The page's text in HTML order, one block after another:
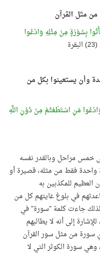
مثل القرآن
بِسُوْرَةٍ مِنْ مِثْلِهِ وَادْعُوا
(23) البقرة
وأن يستعينوا بكل من
مَنِ اسْتَطَعْتُمْ مِنْ دُوْنِ اللَّهِ
خمس مراحل وبالقدر نفسه
واحدة فقط من مثله، قصيرة أو
العظيم للمكذبين به
في بلوغ غايتهم كل من
جاءت كلمة "سورة" في
إلى أنه لا يطالبهم
سورة من مثل سور القرآن
سورة الكوثر التي لا